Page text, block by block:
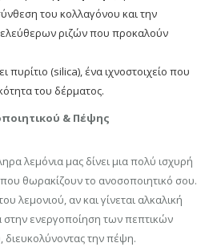
του κολλαγόνου και την
ριζών που προκαλούν
πυρίτιο (silica), ένα ιχνοστοιχείο που
του δέρματος.
& Πέψης
λεμόνια μας δίνει μια πολύ ισχυρή
θωρακίζουν το ανοσοποιητικό σου.
λεμονιού, αν και γίνεται αλκαλική
ενεργοποίηση των πεπτικών
την πέψη.